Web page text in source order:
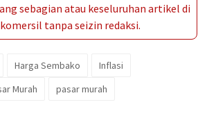
sebagian atau keseluruhan artikel di
tanpa seizin redaksi.
Harga Sembako
Inflasi
Murah
pasar murah